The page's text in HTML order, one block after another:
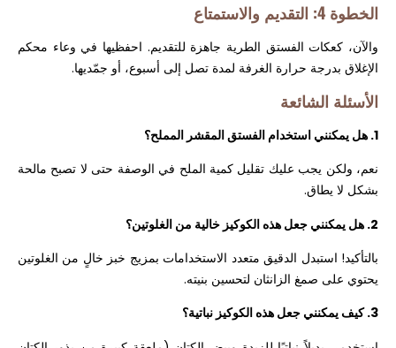
الخطوة 4: التقديم والاستمتاع
والآن، كعكات الفستق الطرية جاهزة للتقديم. احفظيها في وعاء محكم
الإغلاق بدرجة حرارة الغرفة لمدة تصل إلى أسبوع، أو جمّديها.
الأسئلة الشائعة
1. هل يمكنني استخدام الفستق المقشر المملح؟
نعم، ولكن يجب عليك تقليل كمية الملح في الوصفة حتى لا تصبح مالحة
بشكل لا يطاق.
2. هل يمكنني جعل هذه الكوكيز خالية من الغلوتين؟
بالتأكيد! استبدل الدقيق متعدد الاستخدامات بمزيج خبز خالٍ من الغلوتين
يحتوي على صمغ الزانثان لتحسين بنيته.
3. كيف يمكنني جعل هذه الكوكيز نباتية؟